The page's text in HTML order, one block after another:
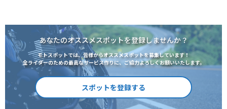
あなたのオススメスポットを登録しませんか？
モトスポットでは、皆様からオススメスポットを募集しています！
全ライダーのための最高なサービス作りに、ご協力よろしくお願いいたします。
スポットを登録する